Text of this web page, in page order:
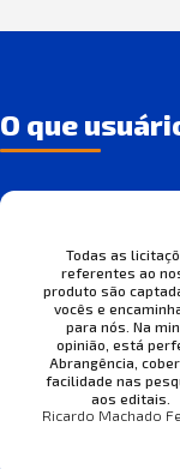
O que
Todas as
referentes ao
produto são
vocês e
para nós. Na
opinião, está
Abrangência,
facilidade nas
aos editais.
Ricardo Machado